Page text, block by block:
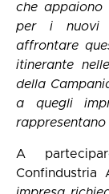
che
per i nuovi
affrontare
itinerante
della
a quegli
A
Confindustria